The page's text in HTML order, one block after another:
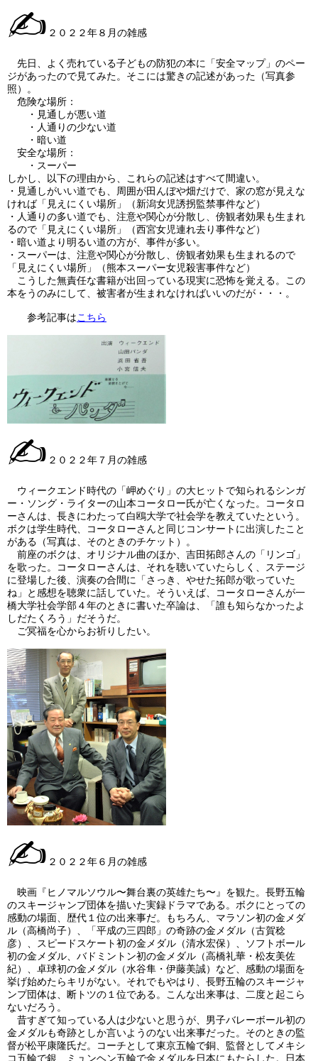
✍ ２０２２年８月の雑感
先日、よく売れている子どもの防犯の本に「安全マップ」のペー
ジがあったので見てみた。そこには驚きの記述があった（写真参
照）。
危険な場所：
・見通しが悪い道
・人通りの少ない道
・暗い道
安全な場所：
・スーパー
しかし、以下の理由から、これらの記述はすべて間違い。
・見通しがいい道でも、周囲が田んぼや畑だけで、家の窓が見えな
ければ「見えにくい場所」（新潟女児誘拐監禁事件など）
・人通りの多い道でも、注意や関心が分散し、傍観者効果も生まれ
るので「見えにくい場所」（西宮女児連れ去り事件など）
・暗い道より明るい道の方が、事件が多い。
・スーパーは、注意や関心が分散し、傍観者効果も生まれるので
「見えにくい場所」（熊本スーパー女児殺害事件など）
こうした無責任な書籍が出回っている現実に恐怖を覚える。この
本をうのみにして、被害者が生まれなければいいのだが・・・。
参考記事はこちら
✍ ２０２２年７月の雑感
ウィークエンド時代の「岬めぐり」の大ヒットで知られるシンガ
ー・ソング・ライターの山本コータロー氏が亡くなった。コータロ
ーさんは、長きにわたって白鴎大学で社会学を教えていたという。
ボクは学生時代、コータローさんと同じコンサートに出演したこと
がある（写真は、そのときのチケット）。
前座のボクは、オリジナル曲のほか、吉田拓郎さんの「リンゴ」
を歌った。コータローさんは、それを聴いていたらしく、ステージ
に登場した後、演奏の合間に「さっき、やせた拓郎が歌っていた
ね」と感想を聴衆に話していた。そういえば、コータローさんが一
橋大学社会学部４年のときに書いた卒論は、「誰も知らなかったよ
しだたくろう」だそうだ。
ご冥福を心からお祈りしたい。
✍ ２０２２年６月の雑感
映画『ヒノマルソウル〜舞台裏の英雄たち〜』を観た。長野五輪
のスキージャンプ団体を描いた実録ドラマである。ボクにとっての
感動の場面、歴代１位の出来事だ。もちろん、マラソン初の金メダ
ル（高橋尚子）、「平成の三四郎」の奇跡の金メダル（古賀稔
彦）、スピードスケート初の金メダル（清水宏保）、ソフトボール
初の金メダル、バドミントン初の金メダル（高橋礼華・松友美佐
紀）、卓球初の金メダル（水谷隼・伊藤美誠）など、感動の場面を
挙げ始めたらキリがない。それでもやはり、長野五輪のスキージャ
ンプ団体は、断トツの１位である。こんな出来事は、二度と起こら
ないだろう。
昔すぎて知っている人は少ないと思うが、男子バレーボール初の
金メダルも奇跡としか言いようのない出来事だった。そのときの監
督が松平康隆氏だ。コーチとして東京五輪で銅、監督としてメキシ
コ五輪で銀、ミュンヘン五輪で金メダルを日本にもたらした。日本